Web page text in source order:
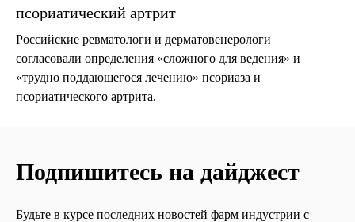
псориатический артрит
Российские ревматологи и дерматовенерологи
согласовали определения «сложного для ведения» и
«трудно поддающегося лечению» псориаза и
псориатического артрита.
Подпишитесь на дайджест
Будьте в курсе последних новостей фарм индустрии с